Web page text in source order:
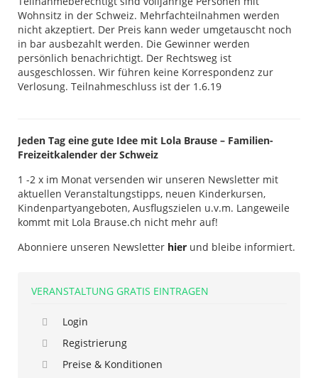
Wohnsitz in der Schweiz. Mehrfachteilnahmen werden
nicht akzeptiert. Der Preis kann weder umgetauscht noch
in bar ausbezahlt werden. Die Gewinner werden
persönlich benachrichtigt. Der Rechtsweg ist
ausgeschlossen. Wir führen keine Korrespondenz zur
Verlosung. Teilnahmeschluss ist der 1.6.19
Jeden Tag eine gute Idee mit Lola Brause – Familien-
Freizeitkalender der Schweiz
1 -2 x im Monat versenden wir unseren Newsletter mit
aktuellen Veranstaltungstipps, neuen Kinderkursen,
Kindenpartyangeboten, Ausflugszielen u.v.m. Langeweile
kommt mit Lola Brause.ch nicht mehr auf!
Abonniere unseren Newsletter hier und bleibe informiert.
VERANSTALTUNG GRATIS EINTRAGEN
Login
Registrierung
Preise & Konditionen